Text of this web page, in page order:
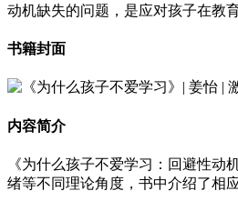
动机缺失的问题，是应对孩子在教
书籍封面
内容简介
《为什么孩子不爱学习：回避性
绪等不同理论角度，书中介绍了相